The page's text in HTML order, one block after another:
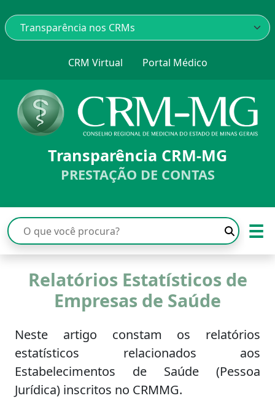
CRM Virtual Portal Médico
Transparência CRM-MG
PRESTAÇÃO DE CONTAS
☰
Relatórios Estatísticos de
Empresas de Saúde
Neste artigo constam os relatórios
estatísticos relacionados aos
Estabelecimentos de Saúde (Pessoa
Jurídica) inscritos no CRMMG.